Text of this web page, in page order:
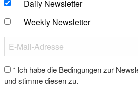
Daily Newsletter
Weekly Newsletter
* Ich habe die Bedingungen zur
und stimme diesen zu.